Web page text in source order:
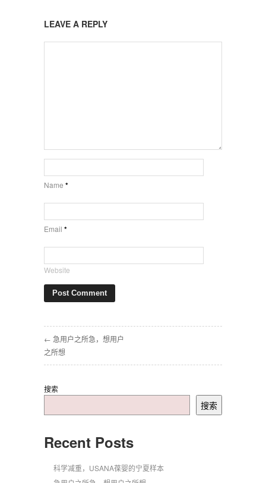
LEAVE A REPLY
Name *
Email *
Website
← 急用户之所急，想用户
之所想
搜索
搜索
Recent Posts
科学减重，USANA葆婴的宁夏样本